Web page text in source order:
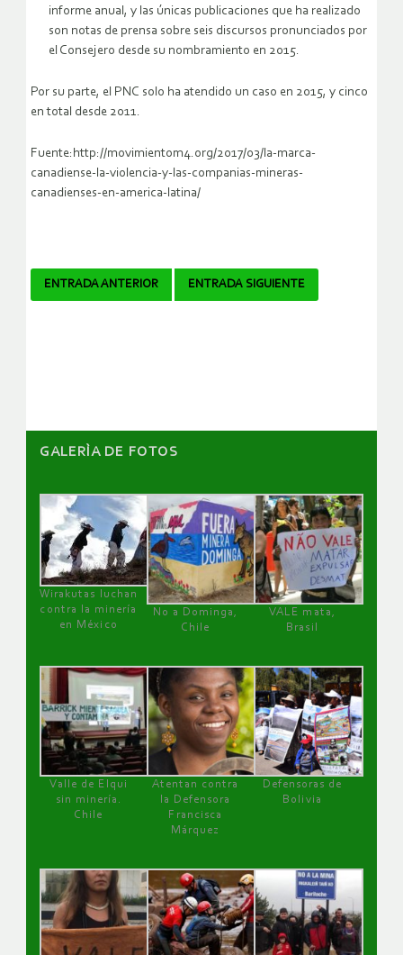
informe anual, y las únicas publicaciones que ha realizado
son notas de prensa sobre seis discursos pronunciados por
el Consejero desde su nombramiento en 2015.
Por su parte, el PNC solo ha atendido un caso en 2015, y cinco
en total desde 2011.
Fuente:http://movimientom4.org/2017/03/la-marca-
canadiense-la-violencia-y-las-companias-mineras-
canadienses-en-america-latina/
Navegador
ENTRADA ANTERIOR ENTRADA SIGUIENTE
GALERÌA DE FOTOS
Wirakutas luchan
contra la minería
en México
No a Dominga,
Chile
VALE mata,
Brasil
Valle de Elqui
sin minería.
Chile
Atentan contra
la Defensora
Francisca
Márquez
Defensoras de
Bolivia